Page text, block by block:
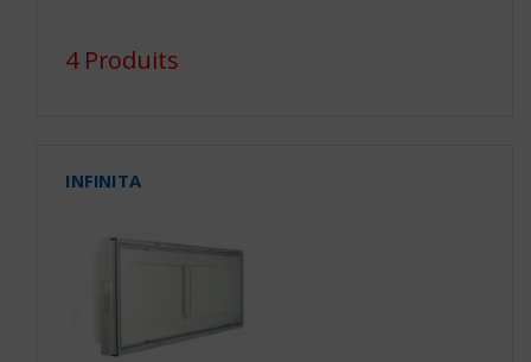
4 Produits
INFINITA